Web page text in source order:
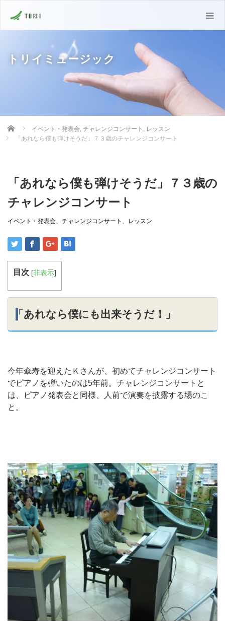
トリイミュージック
Home イベント・発表会, チャレンジコンサート , レッスン
「あれなら僕も弾けそうだ」７３歳のチャレンジコンサート
「あれなら僕も弾けそうだ」７３歳の
チャレンジコンサート
イベント・発表会、 チャレンジコンサート 、 レッスン
目次 [非表示]
「あれなら僕にも出来そうだ！」
今年傘寿を迎えたＫさんが、初めてチャレンジコンサート
でピアノを弾いたのは5年前。チャレンジコンサートと
は、ピアノ発表会と同様、人前で演奏を披露する場のこ
と。